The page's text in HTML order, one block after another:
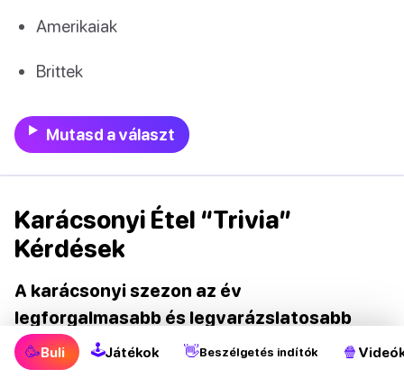
Amerikaiak
Brittek
Mutasd a választ
Karácsonyi Étel “Trivia”
Kérdések
A karácsonyi szezon az év
legforgalmasabb és legvarázslatosabb
időszaka.Merülj el a ünnepi hangulatban ezekkel
a karácsonyi étellel kapcsolatos “kvíz” kérdésekkel,
🥳Buli 🕹Játékok 👋Beszélgetés indítók 🍿